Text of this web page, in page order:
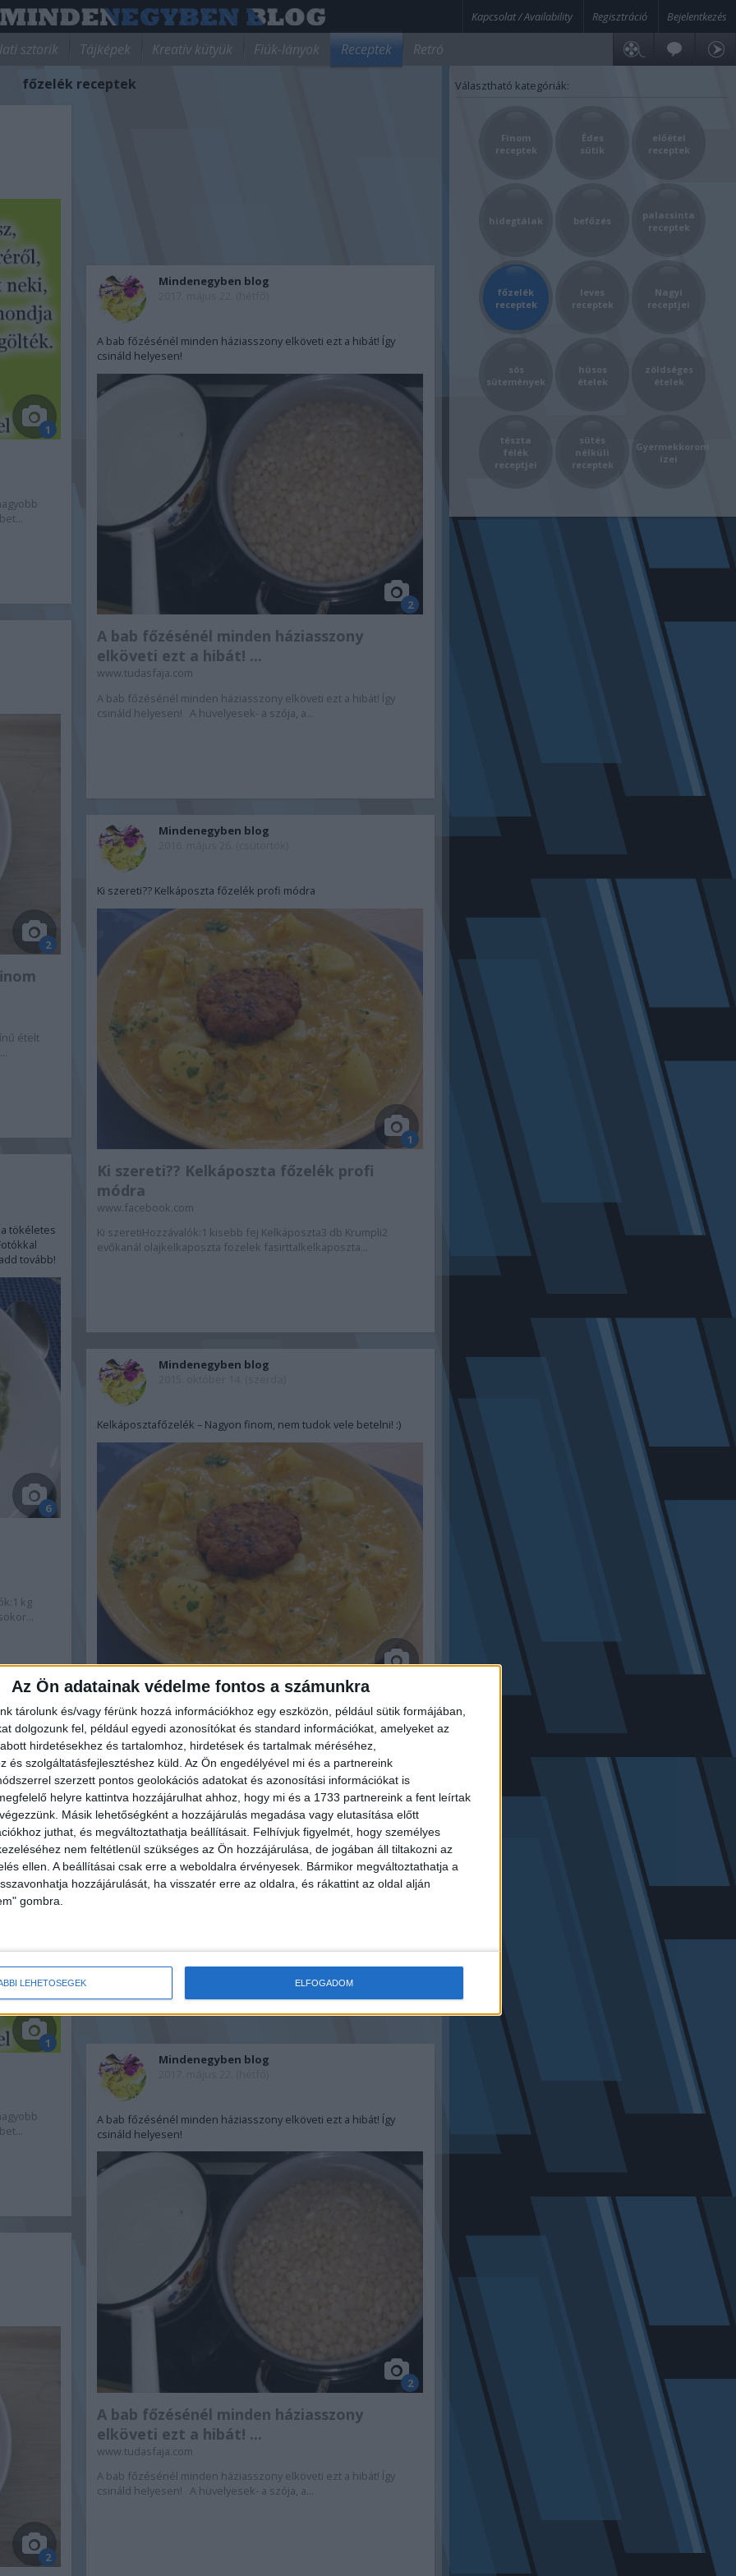
Az Ön adatainak védelme fontos a számunkra
tárolunk és/vagy férünk hozzá információkhoz egy eszközön, például sütik formájában,
dolgozunk fel, például egyedi azonosítókat és standard információkat, amelyeket az
hirdetésekhez és tartalomhoz, hirdetések és tartalmak méréséhez,
és szolgáltatásfejlesztéshez küld. Az Ön engedélyével mi és a partnereink
szerzett pontos geolokációs adatokat és azonosítási információkat is
helyre kattintva hozzájárulhat ahhoz, hogy mi és a 1733 partnereink a fent leírtak
Másik lehetőségként a hozzájárulás megadása vagy elutasítása előtt
juthat, és megváltoztathatja beállításait. Felhívjuk figyelmét, hogy személyes
nem feltétlenül szükséges az Ön hozzájárulása, de jogában áll tiltakozni az
ellen. A beállításai csak erre a weboldalra érvényesek. Bármikor megváltoztathatja a
hozzájárulását, ha visszatér erre az oldalra, és rákattint az oldal alján
gombra.
LEHETŐSÉGEK ELFOGADOM
Kapcsolat / Availability Regisztráció Bejelentkezés
sztorik Tájképek Kreatív kütyük Fiúk-lányok Receptek Retró
Választható kategóriák:
Finom
receptek
Édes
sütik
előétel
receptek
hidegtálak befőzés
palacsinta
receptek
főzelék
receptek
leves
receptek
Nagyi
receptjei
sós
sütemények
húsos
ételek
zöldséges
ételek
tészta
félék
receptjei
sütés
nélküli
receptek
Gyermekkorom
ízei
főzelék receptek
1
Mindenegyben blog
A bab főzésénél minden háziasszony elköveti ezt a hibát! Így
csináld helyesen!
2
A bab főzésénél minden háziasszony
elköveti ezt a hibát! ...
www.tudasfaja.com
A bab főzésénél minden háziasszony elköveti ezt a hibát! Így
csináld helyesen! A hüvelyesek- a szója, a...
2
ételt
Mindenegyben blog
Ki szereti?? Kelkáposzta főzelék profi módra
1
Ki szereti?? Kelkáposzta főzelék profi
módra
www.facebook.com
Ki szeretiHozzávalók:1 kisebb fej Kelkáposzta3 db Krumpli2
evőkanál olajkelkaposzta fozelek fasirttalkelkaposzta...
tökéletes
tovább!
6
kg
Mindenegyben blog
Kelkáposztafőzelék – Nagyon finom, nem tudok vele betelni! :)
Kelkáposztafőzelék – Nagyon finom, nem
tudok vele betelni! ...
ketkes.com
Kipróbálva, felfalva, családi receptek közé beemelve :) Jól
variálható és fincsi! Hozzávalók 1,20 kelkáposzta, 30...
1
Mindenegyben blog
A bab főzésénél minden háziasszony elköveti ezt a hibát! Így
csináld helyesen!
2
A bab főzésénél minden háziasszony
elköveti ezt a hibát! ...
www.tudasfaja.com
A bab főzésénél minden háziasszony elköveti ezt a hibát! Így
csináld helyesen! A hüvelyesek- a szója, a...
2